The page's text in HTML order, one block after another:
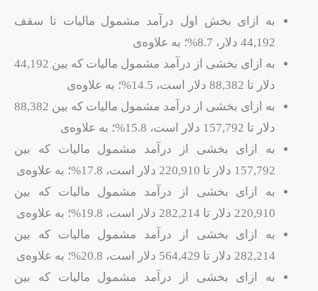
به ازای بخش اول درآمد مشمول مالیات تا سقف
44,192 دلار، 8.7%؛ به علاوه‌ی
به ازای بخشی از درآمد مشمول مالیات که بین 44,192
دلار تا 88,382 دلار است، 14.5%؛ به علاوه‌ی
به ازای بخشی از درآمد مشمول مالیات که بین 88,382
دلار تا 157,792 دلار است، 15.8%؛ به علاوه‌ی
به ازای بخشی از درآمد مشمول مالیات که بین
157,792 دلار تا 220,910 دلار است، 17.8%؛ به علاوه‌ی
به ازای بخشی از درآمد مشمول مالیات که بین
220,910 دلار تا 282,214 دلار است، 19.8%؛ به علاوه‌ی
به ازای بخشی از درآمد مشمول مالیات که بین
282,214 دلار تا 564,429 دلار است، 20.8%؛ به علاوه‌ی
به ازای بخشی از درآمد مشمول مالیات که بین